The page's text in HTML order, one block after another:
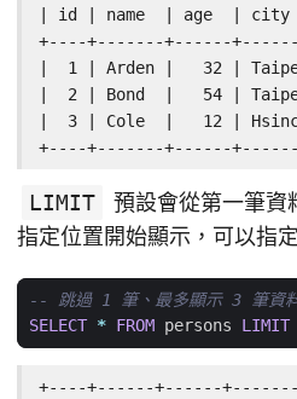
| id | name  | age  |
+----+-------+------
|  1 | Arden |   32 |
|  2 | Bond  |   54 |
|  3 | Cole  |   12 |
+----+-------+------
LIMIT
預設會從第一筆資
指定位置開始顯示，可以指
SELECT * FROM persons LIMIT
+----+------+------